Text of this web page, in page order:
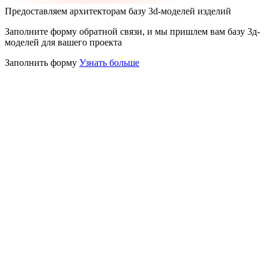
Предоставляем архитекторам базу 3d-моделей изделий
Заполните форму обратной связи, и мы пришлем вам базу 3д-
моделей для вашего проекта
Заполнить форму Узнать больше